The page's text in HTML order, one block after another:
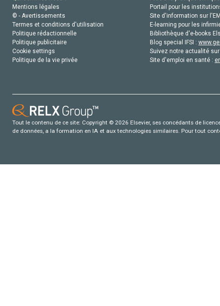
Mentions légales
© - Avertissements
Termes et conditions d'utilisation
Politique rédactionnelle
Politique publicitaire
Cookie settings
Politique de la vie privée
Portail pour les
Site d'information sur
E-learning pour les
Bibliothèque d'e-books
Blog special IFSI :
Suivez notre actualité
Site d'emploi en santé :
Tout le contenu de ce site: Copyright © 2026 Elsevier, ses concédants de
de données, a la formation en IA et aux technologies similaires. Pour tout